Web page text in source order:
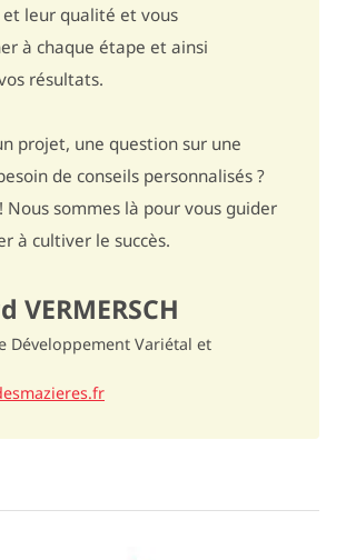
cuisson
très bonne / 7,5
la matière sèche moyenne / 6,5
alcaloïde
15% à 25% de tubercules en plus /
peu sensible / 6
leur qualité et vous
à chaque étape et ainsi
résultats.
projet, une question sur une
de conseils personnalisés ?
Nous sommes là pour vous guider
à cultiver le succès.
VERMERSCH
Développement Variétal et